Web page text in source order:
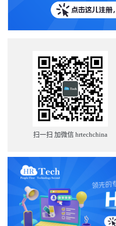
扫一扫 加微信 hrtechchina